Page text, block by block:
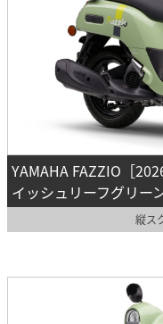
YAMAHA FAZZIO［
イッシュリーフグリー
縦ス